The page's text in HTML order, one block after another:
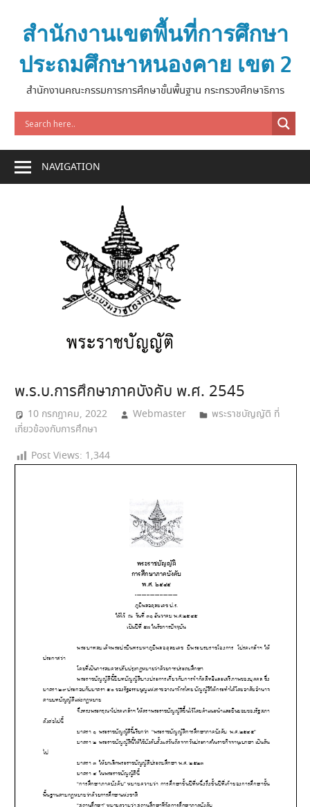
contentสำนักงานเขตพื้นที่การศึกษา
ประถมศึกษาหนองคาย เขต 2
สำนักงานคณะกรรมการการศึกษาขั้นพื้นฐาน กระทรวงศึกษาธิการ
NAVIGATION
พ.ร.บ.การศึกษาภาคบังคับ พ.ศ. 2545
10 กรกฎาคม, 2022 Webmaster
พระราชบัญญัติ ที่
เกี่ยวข้องกับการศึกษา
Post Views: 1,344